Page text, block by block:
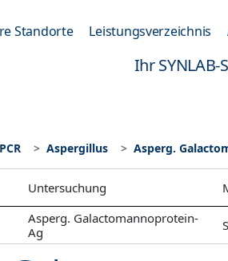
Standorte Leistungsverzeichnis
Ihr SYNLAB-
Aspergillus Asperg.
Untersuchung
Asperg. Galactomannoprotein-
Ag